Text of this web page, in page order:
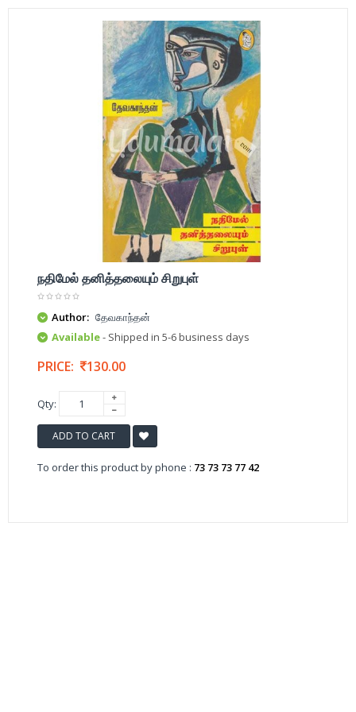
நதிமேல் தனித்தலையும் சிறுபுள்
Author: தேவகாந்தன்
Available- Shipped in 5-6 business days
PRICE: 130.00
Qty:
ADD TO CART
To order this product by phone : 73 73 73 77 42